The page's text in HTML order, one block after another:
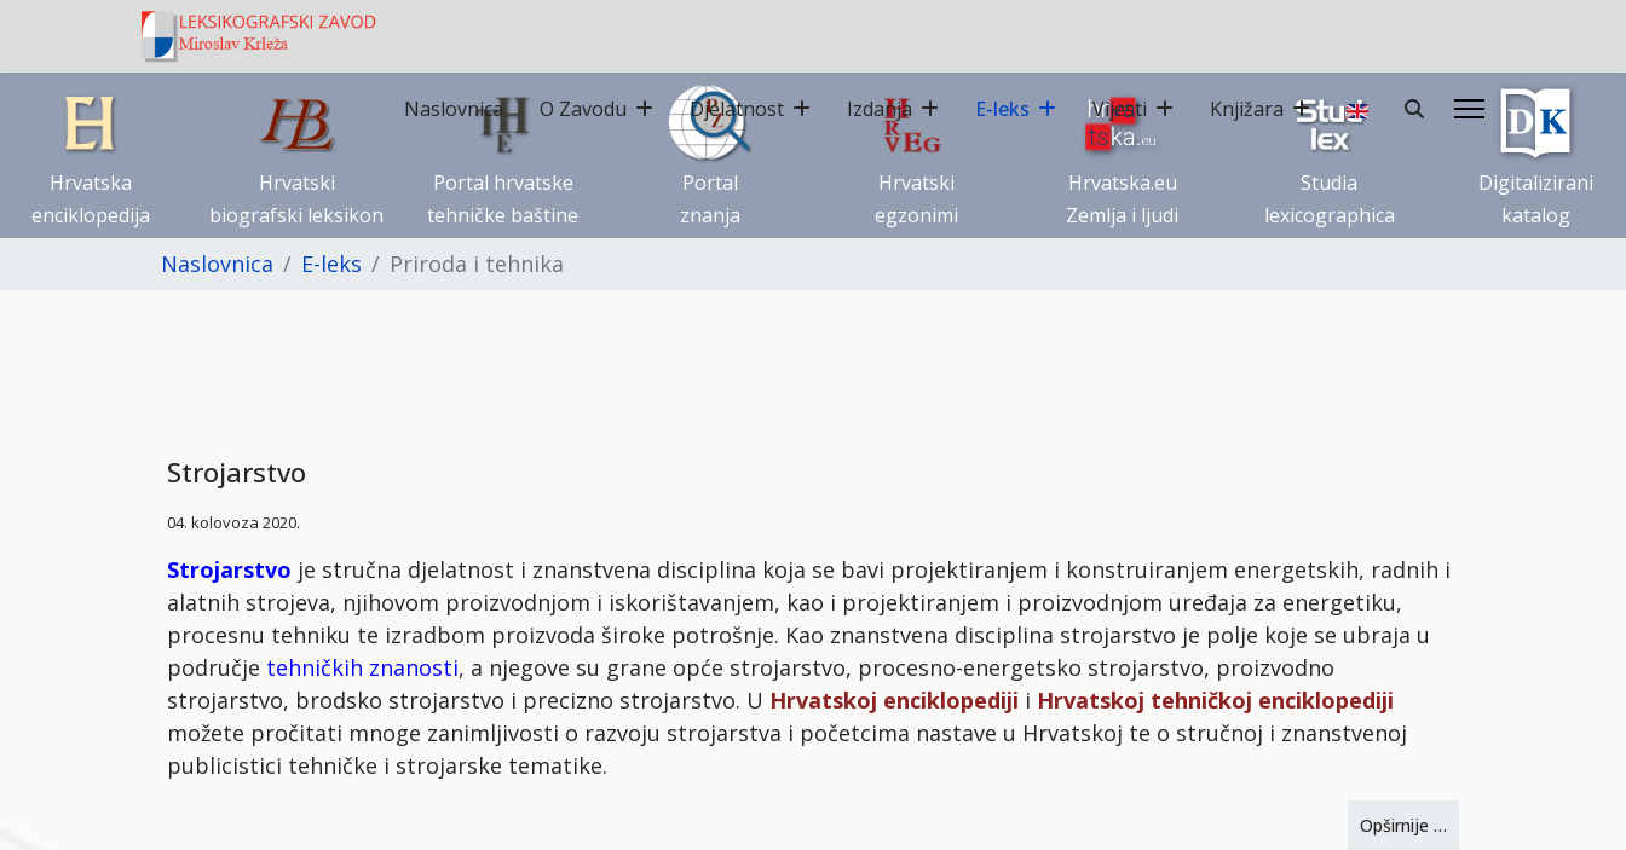
Naslovnica O Zavodu Djelatnost Izdanja E-leks Vijesti Knjižara
Hrvatska
enciklopedija
Hrvatski
biografski leksikon
Portal hrvatske
tehničke baštine
Portal
znanja
Hrvatski
egzonimi
Hrvatska.eu
Zemlja i ljudi
Studia
lexicographica
Digitalizirani
katalog
Naslovnica E-leks Priroda i tehnika
Strojarstvo
04. kolovoza 2020.
Strojarstvo je stručna djelatnost i znanstvena disciplina koja se bavi projektiranjem i konstruiranjem energetskih, radnih i
alatnih strojeva, njihovom proizvodnjom i iskorištavanjem, kao i projektiranjem i proizvodnjom uređaja za energetiku,
procesnu tehniku te izradbom proizvoda široke potrošnje. Kao znanstvena disciplina strojarstvo je polje koje se ubraja u
područje tehničkih znanosti, a njegove su grane opće strojarstvo, procesno-energetsko strojarstvo, proizvodno
strojarstvo, brodsko strojarstvo i precizno strojarstvo. U Hrvatskoj enciklopediji i Hrvatskoj tehničkoj enciklopediji
možete pročitati mnoge zanimljivosti o razvoju strojarstva i početcima nastave u Hrvatskoj te o stručnoj i znanstvenoj
publicistici tehničke i strojarske tematike.
Opširnije …